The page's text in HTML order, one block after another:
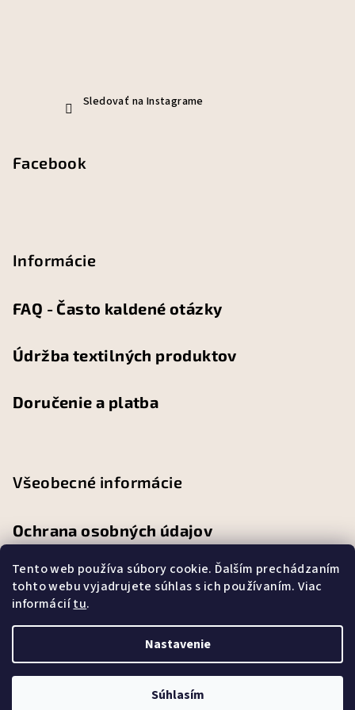
Tento web používa súbory cookie. Ďalším prechádzaním
tohto webu vyjadrujete súhlas s ich používaním. Viac
informáciítu.
Nastavenie
Súhlasím
Sledovať na Instagrame
Facebook
Informácie
FAQ - Často kaldené otázky
Údržba textilných produktov
Doručenie a platba
Všeobecné informácie
Ochrana osobných údajov
Obchodné podmienky
Reklamačný poriadok